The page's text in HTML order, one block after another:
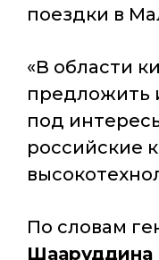
поездки в
«В области
предложить
под
российские
По словам
Шааруддина